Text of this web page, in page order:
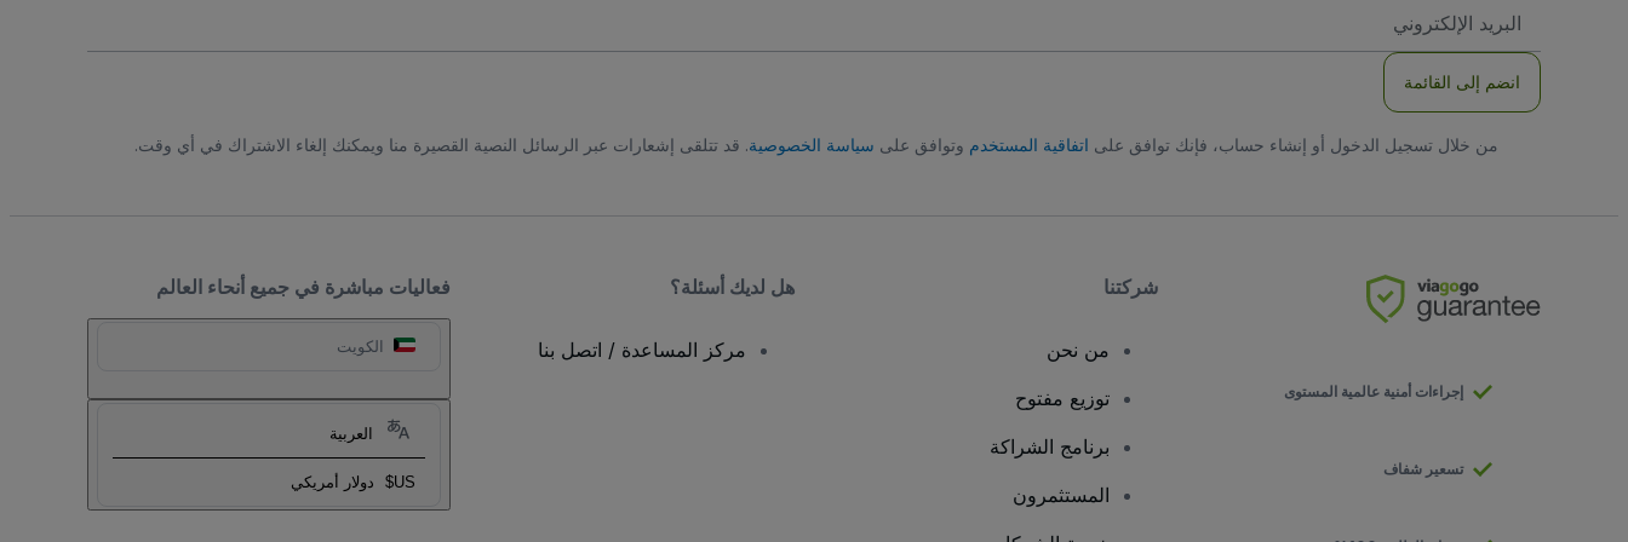
الاكتروني
انضم إلى القائمة
من خلال تسجيل الدخول أو إنشاء حساب، فإنك توافق على اتفاقية المستخدم وتوافق على سياسة الخصوصية. قد تتلقى إشعارات عبر الرسائل النصية القصيرة منا ويمكنك إلغاء الاشتراك في أي وقت.
فعاليات مباشرة في جميع أنحاء العالم
الكويت
العربية
US$ دولار أمريكي
إجراءات أمنية عالمية المستوى
تسعير شفاف
شركتنا
من نحن
توزيع مفتوح
برنامج الشراكة
المستثمرون
هل لديك أسئلة؟
مركز المساعدة / اتصل بنا